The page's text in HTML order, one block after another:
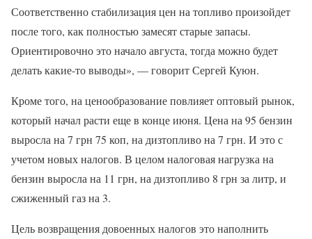
Соответственно стабилизация цен на топливо произойдет
после того, как полностью замесят старые запасы.
Ориентировочно это начало августа, тогда можно будет
делать какие-то выводы», — говорит Сергей Куюн.
Кроме того, на ценообразование повлияет оптовый рынок,
который начал расти еще в конце июня. Цена на 95 бензин
выросла на 7 грн 75 коп, на дизтопливо на 7 грн. И это с
учетом новых налогов. В целом налоговая нагрузка на
бензин выросла на 11 грн, на дизтопливо 8 грн за литр, и
сжиженный газ на 3.
Цель возвращения довоенных налогов это наполнить